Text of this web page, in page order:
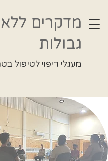
מדקרים ללא
גבולות
מעגלי ריפוי לטיפול